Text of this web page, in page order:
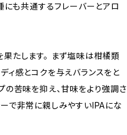
にも共通するフレーバーとアロ
たします。 まず塩味は柑橘類
ィ感とコクを与えバランスをと
の苦味を抑え、甘味をより強調さ
で非常に親しみやすいIPAにな